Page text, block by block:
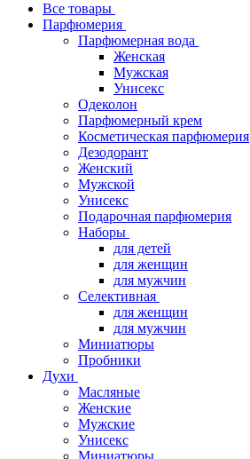
Все товары
Парфюмерия
Парфюмерная вода
Женская
Мужская
Унисекс
Одеколон
Парфюмерный крем
Косметическая парфюмерия
Дезодорант
Женский
Мужской
Унисекс
Подарочная парфюмерия
Наборы
для детей
для женщин
для мужчин
Селективная
для женщин
для мужчин
Миниатюры
Пробники
Духи
Масляные
Женские
Мужские
Унисекс
Миниатюры